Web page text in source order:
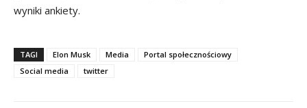
wyniki ankiety.
TAGI Elon Musk Media
Portal społecznościowy
Social media
twitter